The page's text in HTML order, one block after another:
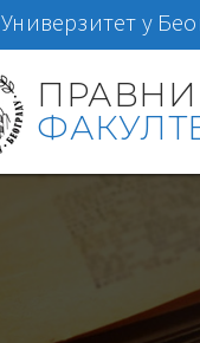
Универзитет у
ПРАВНИ